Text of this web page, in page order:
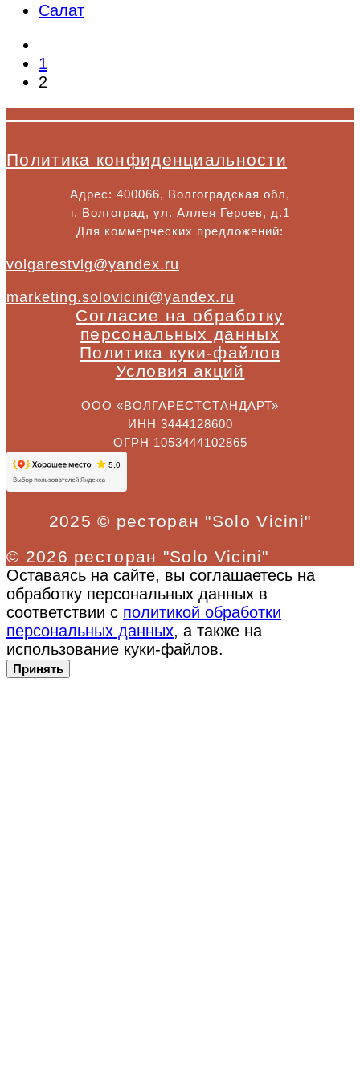
Салат
1
2
Политика конфиденциальности
Адрес: 400066, Волгоградская обл,
г. Волгоград, ул. Аллея Героев, д.1
Для коммерческих предложений:
volgarestvlg@yandex.ru
marketing.solovicini@yandex.ru
Согласие на обработку
персональных данных
Политика куки-файлов
Условия акций
ООО «ВОЛГАРЕСТСТАНДАРТ»
ИНН 3444128600
ОГРН 1053444102865
2025 © ресторан "Solo Vicini"
© 2026 ресторан "Solo Vicini"
Оставаясь на сайте, вы соглашаетесь на
обработку персональных данных в
соответствии с политикой обработки
персональных данных, а также на
использование куки-файлов.
Принять